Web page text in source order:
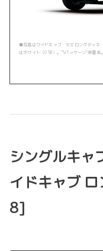
■写真はワイドキャブ・セミロングデッキ
はホワイト〈058〉。“Sパッケージ”装着車
シングルキャ
イドキャブ
8]